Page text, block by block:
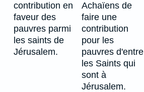
contribution en
faveur des
pauvres parmi
les saints de
Jérusalem.
Achaïens de
faire une
contribution
pour les
pauvres d'entre
les Saints qui
sont à
Jérusalem.